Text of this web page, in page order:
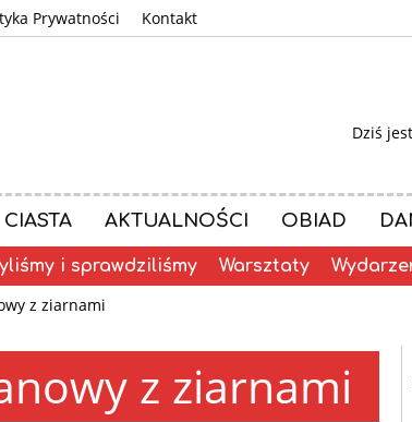
Prywatności Kontakt
Dziś
CIASTA AKTUALNOŚCI OBIAD
i sprawdziliśmy Warsztaty
z ziarnami
z ziarnami